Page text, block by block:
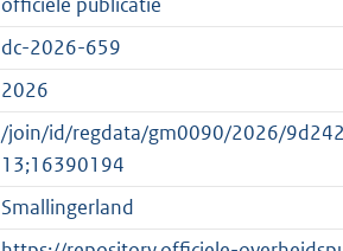
n
d
s
g
r
o
o
t
dc-2026-659
2026
/join/id/regdata/gm0090/2026/
13;16390194
Smallingerland